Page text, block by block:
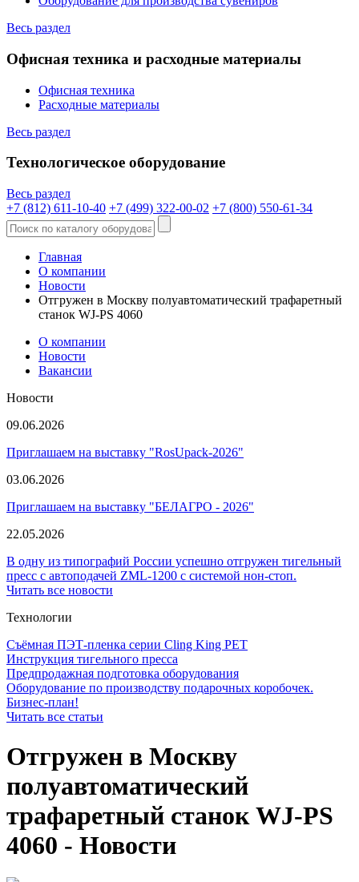
Весь раздел
Офисная техника и расходные материалы
Офисная техника
Расходные материалы
Весь раздел
Технологическое оборудование
Весь раздел
+7 (812) 611-10-40 +7 (499) 322-00-02 +7 (800) 550-61-34
Главная
О компании
Новости
Отгружен в Москву полуавтоматический трафаретный
станок WJ-PS 4060
О компании
Новости
Вакансии
Новости
09.06.2026
Приглашаем на выставку "RosUpack-2026"
03.06.2026
Приглашаем на выставку "БЕЛАГРО - 2026"
22.05.2026
В одну из типографий России успешно отгружен тигельный
пресс с автоподачей ZML-1200 с системой нон-стоп.
Читать все новости
Технологии
Съёмная ПЭТ-пленка серии Cling King PET
Инструкция тигельного пресса
Предпродажная подготовка оборудования
Оборудование по производству подарочных коробочек.
Бизнес-план!
Читать все статьи
Отгружен в Москву
полуавтоматический
трафаретный станок WJ-PS
4060 - Новости